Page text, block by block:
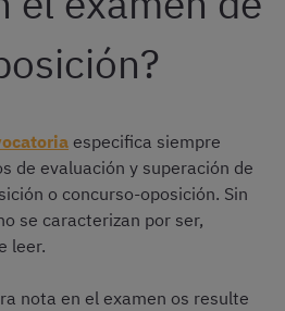
especifica siempre
de evaluación y superación de
o concurso-oposición. Sin
se caracterizan por ser,
leer.
nota en el examen os resulte